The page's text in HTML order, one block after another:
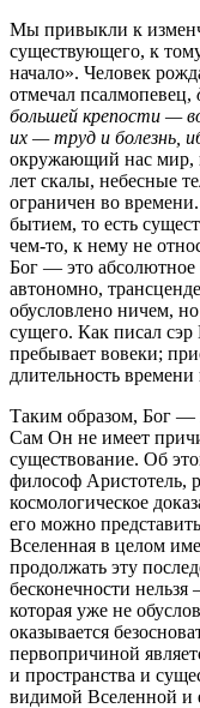
Мы привыкли к
существующего, к
начало». Человек
отмечал псалмопевец,
большей крепости —
их — труд и болезнь,
окружающий нас мир,
лет скалы, небесные
ограничен во
бытием, то есть
чем-то, к нему не
Бог — это абсолютное
автономно,
обусловлено ничем,
сущего. Как писал
пребывает вовеки;
длительность
Таким образом, Бог —
Сам Он не имеет
существование. Об
философ Аристотель,
космологическое
его можно
Вселенная в целом
продолжать эту
бесконечности
которая уже не
оказывается
первопричиной
и пространства и
видимой Вселенной и